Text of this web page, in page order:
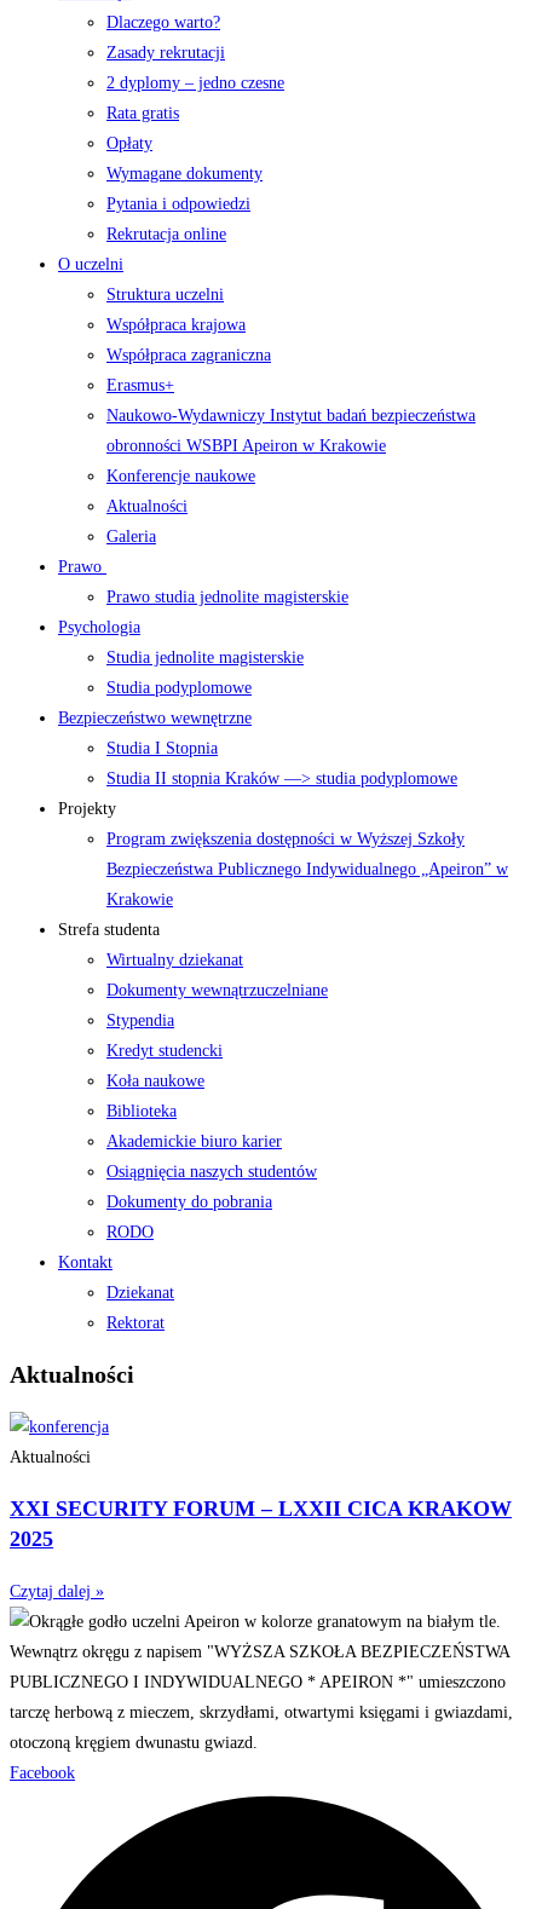
Dlaczego warto?
Zasady rekrutacji
2 dyplomy – jedno czesne
Rata gratis
Opłaty
Wymagane dokumenty
Pytania i odpowiedzi
Rekrutacja online
O uczelni
Struktura uczelni
Współpraca krajowa
Współpraca zagraniczna
Erasmus+
Naukowo-Wydawniczy Instytut badań bezpieczeństwa
obronności WSBPI Apeiron w Krakowie
Konferencje naukowe
Aktualności
Galeria
Prawo
Prawo studia jednolite magisterskie
Psychologia
Studia jednolite magisterskie
Studia podyplomowe
Bezpieczeństwo wewnętrzne
Studia I Stopnia
Studia II stopnia Kraków —> studia podyplomowe
Projekty
Program zwiększenia dostępności w Wyższej Szkoły
Bezpieczeństwa Publicznego Indywidualnego „Apeiron” w
Krakowie
Strefa studenta
Wirtualny dziekanat
Dokumenty wewnątrzuczelniane
Stypendia
Kredyt studencki
Koła naukowe
Biblioteka
Akademickie biuro karier
Osiągnięcia naszych studentów
Dokumenty do pobrania
RODO
Kontakt
Dziekanat
Rektorat
Aktualności
Aktualności
XXI SECURITY FORUM – LXXII CICA KRAKOW
2025
Czytaj dalej »
Facebook